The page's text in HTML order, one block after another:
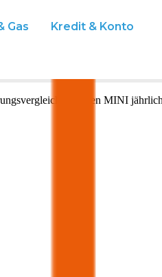
Gas Kredit & Konto
für Ihren MINI